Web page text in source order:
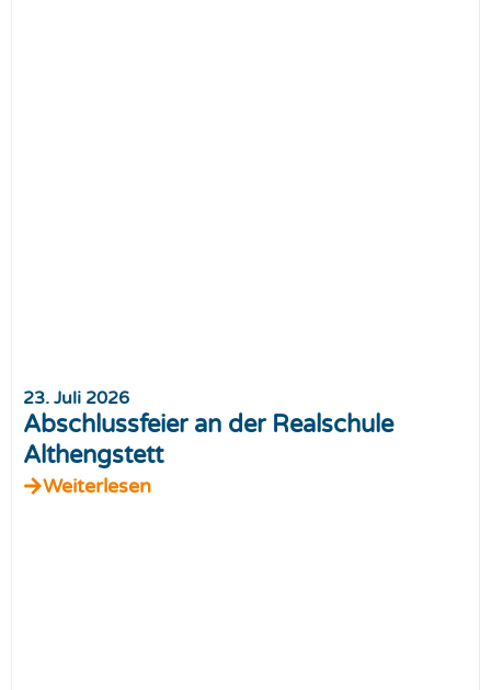
23. Juli 2026
Abschlussfeier an der Realschule
Althengstett
Weiterlesen